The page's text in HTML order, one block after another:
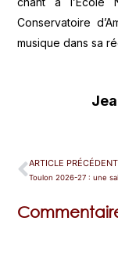
Conservatoire
musique dans sa
ARTICLE PRÉCÉDENT